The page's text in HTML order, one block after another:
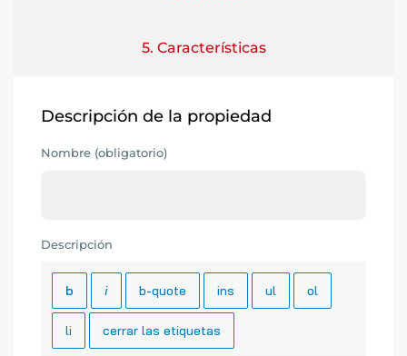
5. Características
Descripción de la propiedad
Nombre (obligatorio)
Descripción